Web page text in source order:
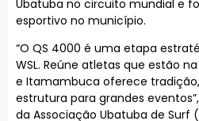
Ubatuba no circuito mundial e
esportivo no município.
“O QS 4000 é uma etapa
WSL. Reúne atletas que estão
e Itamambuca oferece
estrutura para grandes
da Associação Ubatuba de Surf